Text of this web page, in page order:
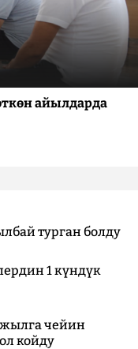
айылдарда
турган болду
1 күндүк
жылга чейин
койду